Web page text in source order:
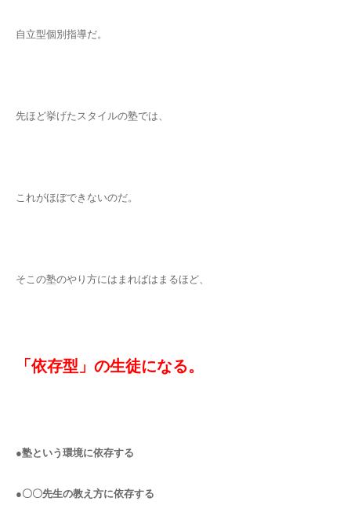
自立型個別指導だ。
先ほど挙げたスタイルの塾では、
これがほぼできないのだ。
そこの塾のやり方にはまればはまるほど、
「依存型」の生徒になる。
●塾という環境に依存する
●〇〇先生の教え方に依存する